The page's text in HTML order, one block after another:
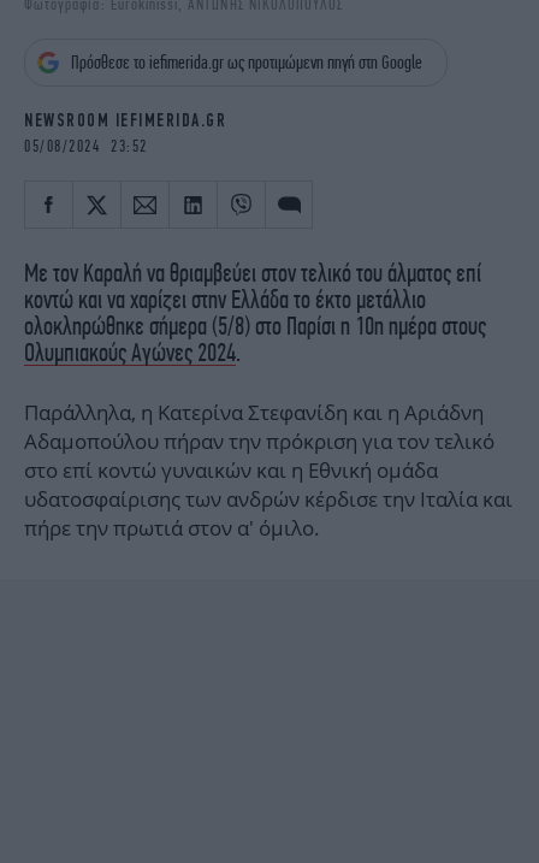
iBOOKS
ΖΩΔΙΑ
OSCARS
NEWSLETTER
Φωτογραφία: Eurokinissi, ΑΝΤΩΝΗΣ ΝΙΚΟΛΟΠΟΥΛΟΣ
Πρόσθεσε το iefimerida.gr ως προτιμώμενη πηγή στη Google
NEWSROOM IEFIMERIDA.GR
05/08/2024 23:52
Με τον Καραλή να θριαμβεύει στον τελικό του άλματος επί
κοντώ και να χαρίζει στην Ελλάδα το έκτο μετάλλιο
ολοκληρώθηκε σήμερα (5/8) στο Παρίσι η 10η ημέρα στους
Ολυμπιακούς Αγώνες 2024.
Παράλληλα, η Κατερίνα Στεφανίδη και η Αριάδνη
Αδαμοπούλου πήραν την πρόκριση για τον τελικό
στο επί κοντώ γυναικών και η Εθνική ομάδα
υδατοσφαίρισης των ανδρών κέρδισε την Ιταλία και
πήρε την πρωτιά στον α' όμιλο.